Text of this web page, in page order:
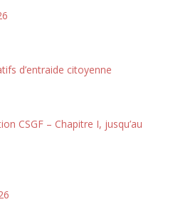
d’entraide citoyenne
CSGF – Chapitre I, jusqu’au